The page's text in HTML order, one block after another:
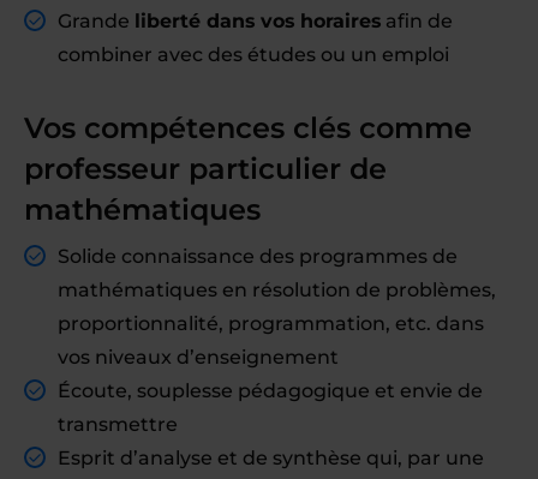
Grande liberté dans vos horaires afin de
combiner avec des études ou un emploi
Vos compétences clés comme
professeur particulier de
mathématiques
Solide connaissance des programmes de
mathématiques en résolution de problèmes,
proportionnalité, programmation, etc. dans
vos niveaux d’enseignement
Écoute, souplesse pédagogique et envie de
transmettre
Esprit d’analyse et de synthèse qui, par une